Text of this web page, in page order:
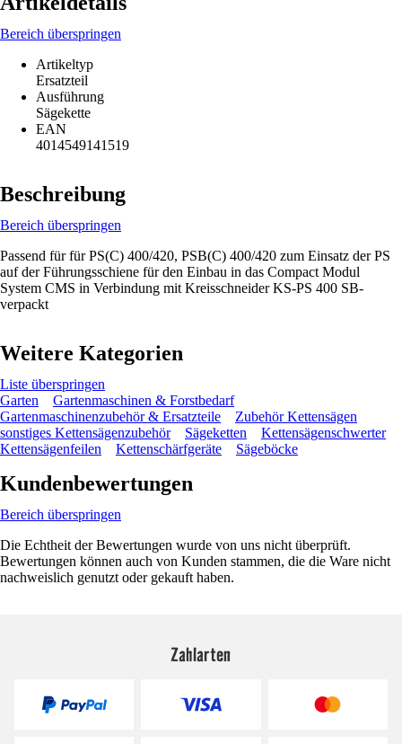
Bereich überspringen
Artikeltyp
Ersatzteil
Ausführung
Sägekette
EAN
4014549141519
Beschreibung
Bereich überspringen
Passend für für PS(C) 400/420, PSB(C) 400/420 zum Einsatz der PS
auf der Führungsschiene für den Einbau in das Compact Modul
System CMS in Verbindung mit Kreisschneider KS-PS 400 SB-
verpackt
Weitere Kategorien
Liste überspringen
Garten
Gartenmaschinen & Forstbedarf
Gartenmaschinenzubehör & Ersatzteile
Zubehör Kettensägen
sonstiges Kettensägenzubehör
Sägeketten
Kettensägenschwerter
Kettensägenfeilen
Kettenschärfgeräte Sägeböcke
Kundenbewertungen
Bereich überspringen
Die Echtheit der Bewertungen wurde von uns nicht überprüft.
Bewertungen können auch von Kunden stammen, die die Ware nicht
nachweislich genutzt oder gekauft haben.
Zahlarten